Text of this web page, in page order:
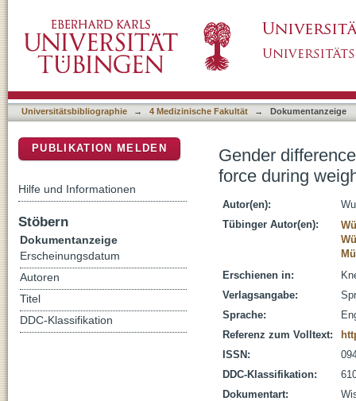
knee flexion in vitro
Universitätsbibliographie → 4 Medizinische Fakultät → Dokumentanzeige
Gender
force during
Autor(en):
Tübinger Autor(en):
Erschienen in:
Verlagsangabe:
Sprache:
Referenz zum Volltext:
ISSN:
DDC-Klassifikation:
Dokumentart:
PUBLIKATION MELDEN
Hilfe und Informationen
Stöbern
Dokumentanzeige
Erscheinungsdatum
Autoren
Titel
DDC-Klassifikation